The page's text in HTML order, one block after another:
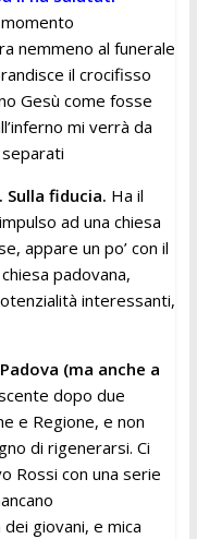
momento
nemmeno al funerale
il crocifisso
Gesù come fosse
mi verrà da
Sulla fiducia. Ha il
ad una chiesa
appare un po’ con il
padovana,
interessanti,
(ma anche a
dopo due
e Regione, e non
di rigenerarsi. Ci
Rossi con una serie
giovani, e mica